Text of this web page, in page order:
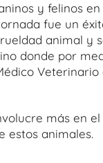
y felinos
fue un
animal y
donde por
más en
estos animales.